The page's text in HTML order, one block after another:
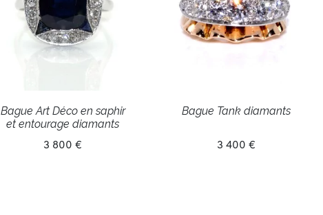
Bague Art Déco en saphir
et entourage diamants
3 800 €
Bague Tank diamants
3 400 €